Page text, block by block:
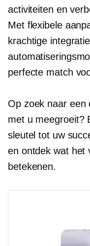
activiteiten en
Met flexibele
krachtige
perfecte match
Op zoek naar een
met u meegroeit?
sleutel tot uw
en ontdek wat het
betekenen.